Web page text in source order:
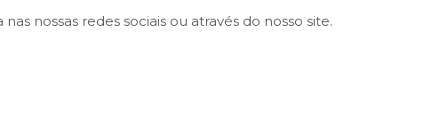
nossas redes sociais ou através do nosso site.